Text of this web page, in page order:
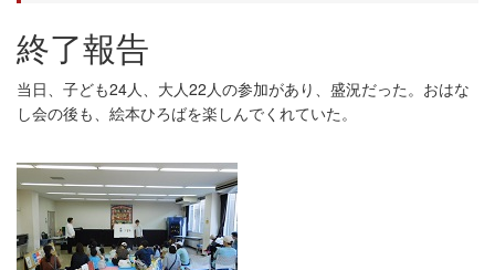
終了報告
当日、子ども24人、大人22人の参加があり、盛況だった。おはな
し会の後も、絵本ひろばを楽しんでくれていた。